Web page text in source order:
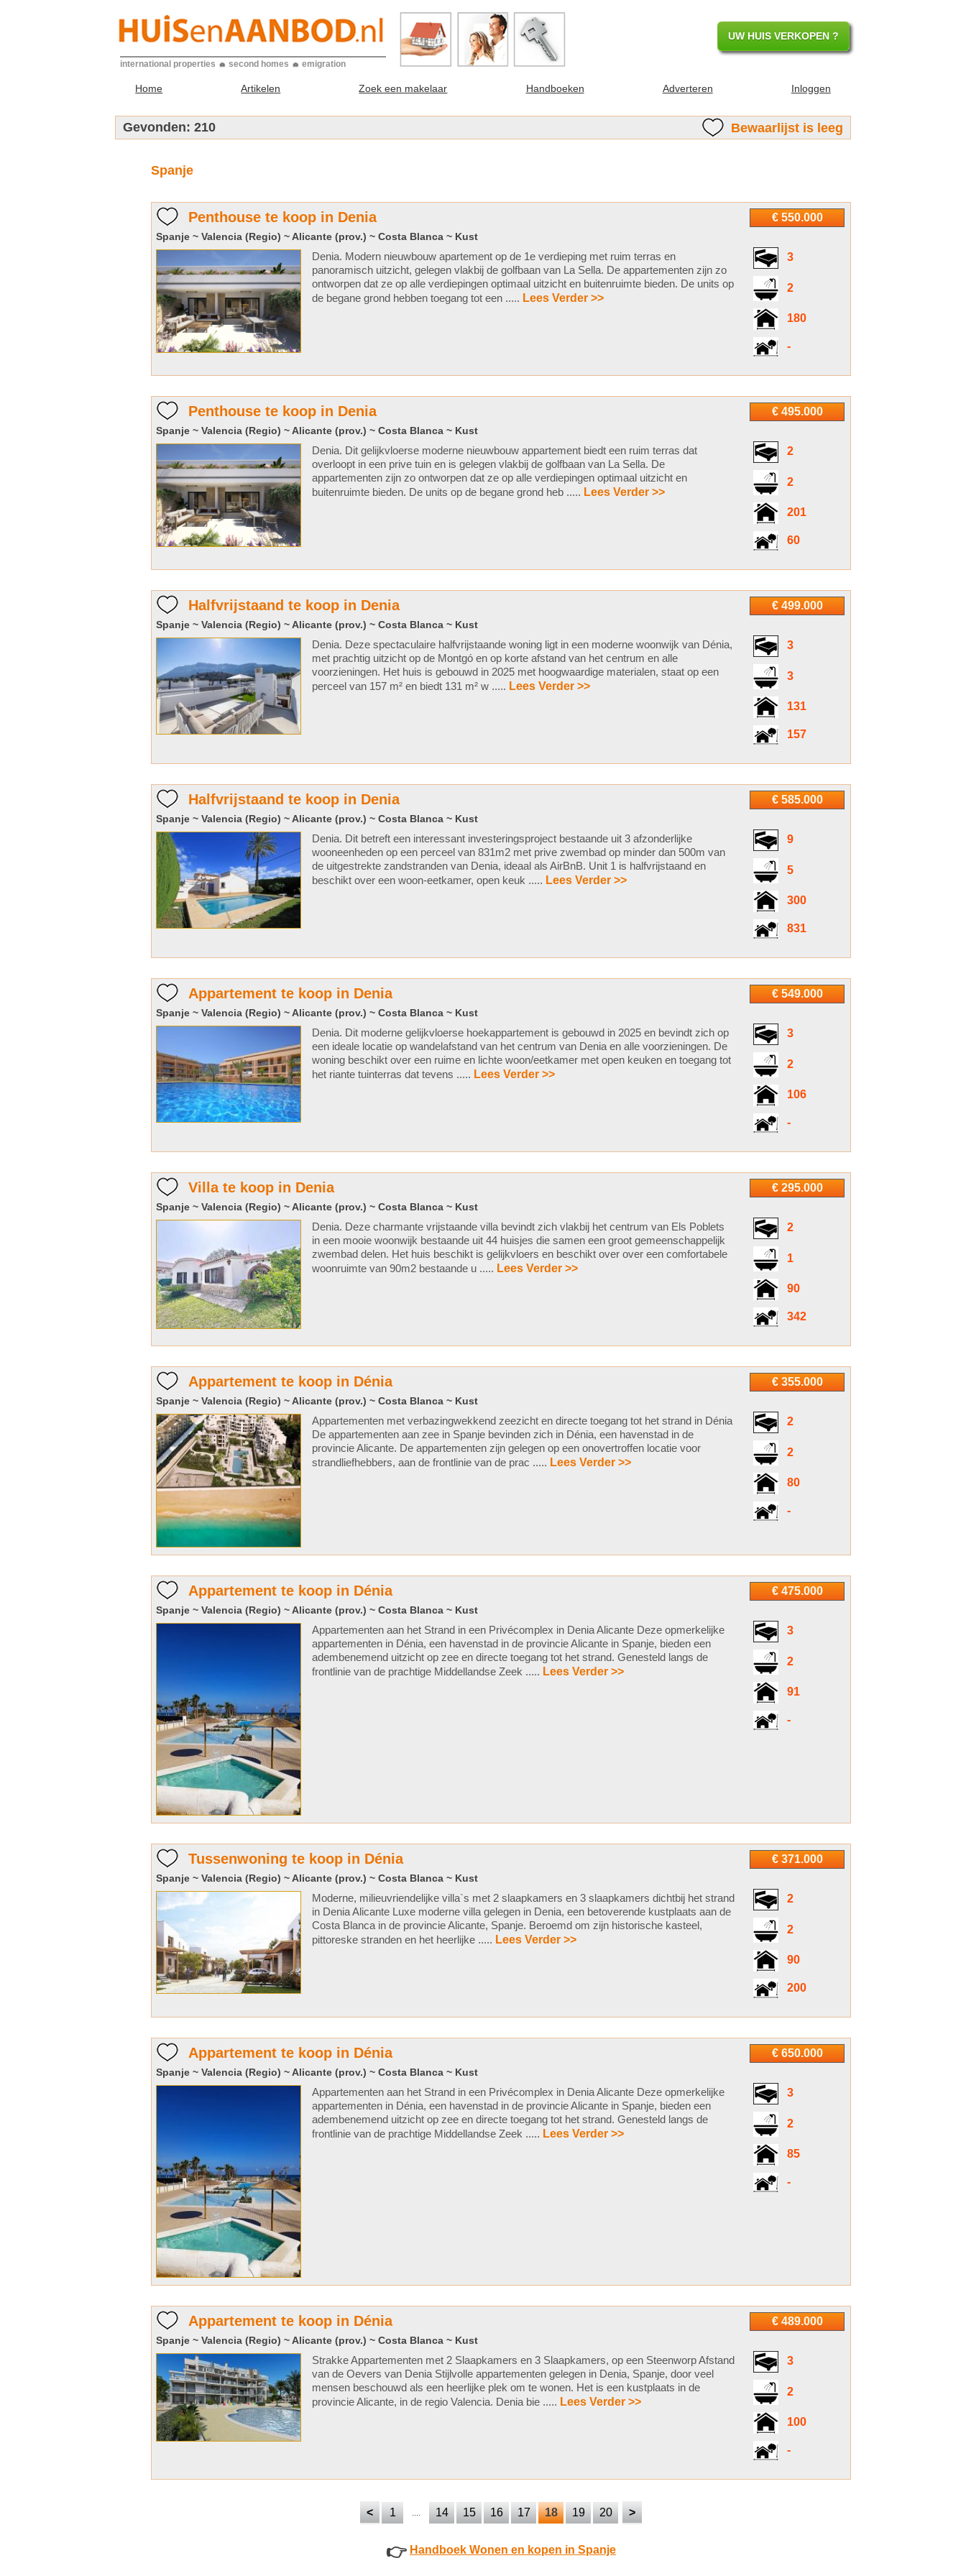
international properties second homes emigration
UW HUIS VERKOPEN ?
Home Artikelen Zoek een makelaar Handboeken Adverteren Inloggen
Gevonden: 210 Bewaarlijst is leeg
Spanje
€ 550.000
Penthouse te koop in Denia
Spanje ~ Valencia (Regio) ~ Alicante (prov.) ~ Costa Blanca ~ Kust
3
2
180
-
Denia. Modern nieuwbouw apartement op de 1e verdieping met ruim terras en
panoramisch uitzicht, gelegen vlakbij de golfbaan van La Sella. De appartementen zijn zo
ontworpen dat ze op alle verdiepingen optimaal uitzicht en buitenruimte bieden. De units op
de begane grond hebben toegang tot een ..... Lees Verder >>
€ 495.000
Penthouse te koop in Denia
Spanje ~ Valencia (Regio) ~ Alicante (prov.) ~ Costa Blanca ~ Kust
2
2
201
60
Denia. Dit gelijkvloerse moderne nieuwbouw appartement biedt een ruim terras dat
overloopt in een prive tuin en is gelegen vlakbij de golfbaan van La Sella. De
appartementen zijn zo ontworpen dat ze op alle verdiepingen optimaal uitzicht en
buitenruimte bieden. De units op de begane grond heb ..... Lees Verder >>
€ 499.000
Halfvrijstaand te koop in Denia
Spanje ~ Valencia (Regio) ~ Alicante (prov.) ~ Costa Blanca ~ Kust
3
3
131
157
Denia. Deze spectaculaire halfvrijstaande woning ligt in een moderne woonwijk van Dénia,
met prachtig uitzicht op de Montgó en op korte afstand van het centrum en alle
voorzieningen. Het huis is gebouwd in 2025 met hoogwaardige materialen, staat op een
perceel van 157 m² en biedt 131 m² w ..... Lees Verder >>
€ 585.000
Halfvrijstaand te koop in Denia
Spanje ~ Valencia (Regio) ~ Alicante (prov.) ~ Costa Blanca ~ Kust
9
5
300
831
Denia. Dit betreft een interessant investeringsproject bestaande uit 3 afzonderlijke
wooneenheden op een perceel van 831m2 met prive zwembad op minder dan 500m van
de uitgestrekte zandstranden van Denia, ideaal als AirBnB. Unit 1 is halfvrijstaand en
beschikt over een woon-eetkamer, open keuk ..... Lees Verder >>
€ 549.000
Appartement te koop in Denia
Spanje ~ Valencia (Regio) ~ Alicante (prov.) ~ Costa Blanca ~ Kust
3
2
106
-
Denia. Dit moderne gelijkvloerse hoekappartement is gebouwd in 2025 en bevindt zich op
een ideale locatie op wandelafstand van het centrum van Denia en alle voorzieningen. De
woning beschikt over een ruime en lichte woon/eetkamer met open keuken en toegang tot
het riante tuinterras dat tevens ..... Lees Verder >>
€ 295.000
Villa te koop in Denia
Spanje ~ Valencia (Regio) ~ Alicante (prov.) ~ Costa Blanca ~ Kust
2
1
90
342
Denia. Deze charmante vrijstaande villa bevindt zich vlakbij het centrum van Els Poblets
in een mooie woonwijk bestaande uit 44 huisjes die samen een groot gemeenschappelijk
zwembad delen. Het huis beschikt is gelijkvloers en beschikt over over een comfortabele
woonruimte van 90m2 bestaande u ..... Lees Verder >>
€ 355.000
Appartement te koop in Dénia
Spanje ~ Valencia (Regio) ~ Alicante (prov.) ~ Costa Blanca ~ Kust
2
2
80
-
Appartementen met verbazingwekkend zeezicht en directe toegang tot het strand in Dénia
De appartementen aan zee in Spanje bevinden zich in Dénia, een havenstad in de
provincie Alicante. De appartementen zijn gelegen op een onovertroffen locatie voor
strandliefhebbers, aan de frontlinie van de prac ..... Lees Verder >>
€ 475.000
Appartement te koop in Dénia
Spanje ~ Valencia (Regio) ~ Alicante (prov.) ~ Costa Blanca ~ Kust
3
2
91
-
Appartementen aan het Strand in een Privécomplex in Denia Alicante Deze opmerkelijke
appartementen in Dénia, een havenstad in de provincie Alicante in Spanje, bieden een
adembenemend uitzicht op zee en directe toegang tot het strand. Genesteld langs de
frontlinie van de prachtige Middellandse Zeek ..... Lees Verder >>
€ 371.000
Tussenwoning te koop in Dénia
Spanje ~ Valencia (Regio) ~ Alicante (prov.) ~ Costa Blanca ~ Kust
2
2
90
200
Moderne, milieuvriendelijke villa`s met 2 slaapkamers en 3 slaapkamers dichtbij het strand
in Denia Alicante Luxe moderne villa gelegen in Denia, een betoverende kustplaats aan de
Costa Blanca in de provincie Alicante, Spanje. Beroemd om zijn historische kasteel,
pittoreske stranden en het heerlijke ..... Lees Verder >>
€ 650.000
Appartement te koop in Dénia
Spanje ~ Valencia (Regio) ~ Alicante (prov.) ~ Costa Blanca ~ Kust
3
2
85
-
Appartementen aan het Strand in een Privécomplex in Denia Alicante Deze opmerkelijke
appartementen in Dénia, een havenstad in de provincie Alicante in Spanje, bieden een
adembenemend uitzicht op zee en directe toegang tot het strand. Genesteld langs de
frontlinie van de prachtige Middellandse Zeek ..... Lees Verder >>
€ 489.000
Appartement te koop in Dénia
Spanje ~ Valencia (Regio) ~ Alicante (prov.) ~ Costa Blanca ~ Kust
3
2
100
-
Strakke Appartementen met 2 Slaapkamers en 3 Slaapkamers, op een Steenworp Afstand
van de Oevers van Denia Stijlvolle appartementen gelegen in Denia, Spanje, door veel
mensen beschouwd als een heerlijke plek om te wonen. Het is een kustplaats in de
provincie Alicante, in de regio Valencia. Denia bie ..... Lees Verder >>
< 1 .... 14 15 16 17 18 19 20 >
👉 Handboek Wonen en kopen in Spanje